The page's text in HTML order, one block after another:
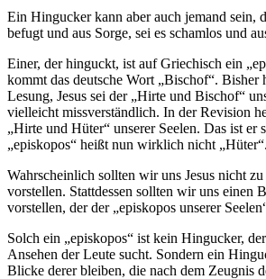
Ein Hingucker kann aber auch jemand sein,
befugt und aus Sorge, sei es schamlos und
Einer, der hinguckt, ist auf Griechisch ein
kommt das deutsche Wort „Bischof“. Bisher
Lesung, Jesus sei der „Hirte und Bischof“
vielleicht missverständlich. In der Revision
„Hirte und Hüter“ unserer Seelen. Das ist er
„episkopos“ heißt nun wirklich nicht „Hüter“.
Wahrscheinlich sollten wir uns Jesus nicht
vorstellen. Stattdessen sollten wir uns einen
vorstellen, der der „episkopos unserer
Solch ein „episkopos“ ist kein Hingucker,
Ansehen der Leute sucht. Sondern ein
Blicke derer bleiben, die nach dem Zeugnis